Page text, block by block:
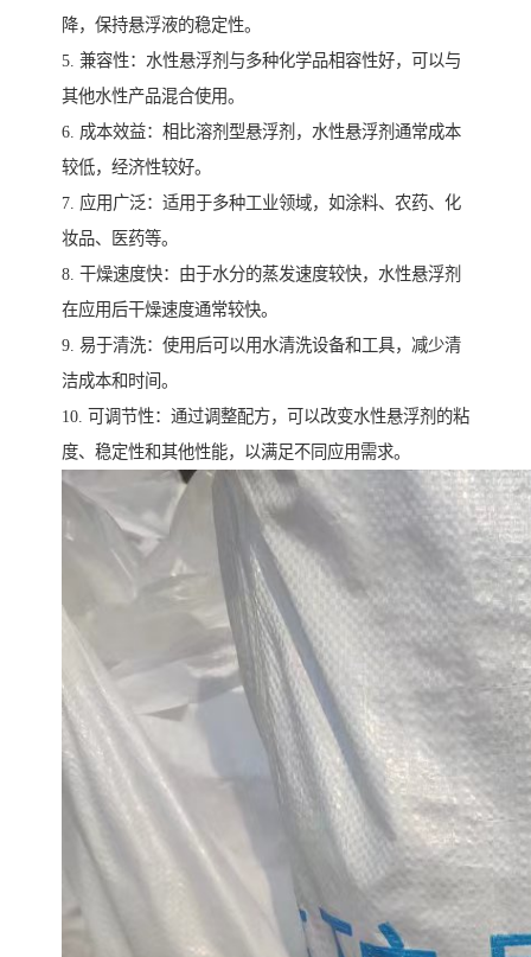
降，保持悬浮液的稳定性。
5. 兼容性：水性悬浮剂与多种化学品相容性好，可以与
其他水性产品混合使用。
6. 成本效益：相比溶剂型悬浮剂，水性悬浮剂通常成本
较低，经济性较好。
7. 应用广泛：适用于多种工业领域，如涂料、农药、化
妆品、医药等。
8. 干燥速度快：由于水分的蒸发速度较快，水性悬浮剂
在应用后干燥速度通常较快。
9. 易于清洗：使用后可以用水清洗设备和工具，减少清
洁成本和时间。
10. 可调节性：通过调整配方，可以改变水性悬浮剂的粘
度、稳定性和其他性能，以满足不同应用需求。